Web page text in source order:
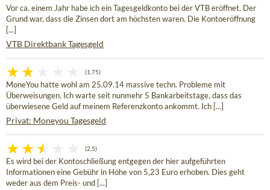
Vor ca. einem Jahr habe ich ein Tagesgeldkonto bei der VTB eröffnet. Der
Grund war, dass die Zinsen dort am höchsten waren. Die Kontoeröffnung
[...]
VTB Direktbank Tagesgeld
(1,75)
MoneYou hatte wohl am 25.09.14 massive techn. Probleme mit
Überweisungen. Ich warte seit nunmehr 5 Bankarbeitstage, dass das
überwiesene Geld auf meinem Referenzkonto ankommt. Ich [...]
Privat: Moneyou Tagesgeld
(2,5)
Es wird bei der Kontoschließung entgegen der hier aufgeführten
Informationen eine Gebühr in Höhe von 5,23 Euro erhoben. Dies geht
weder aus dem Preis- und [...]